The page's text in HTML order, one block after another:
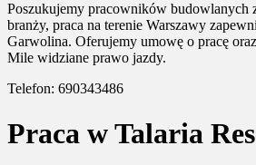
Poszukujemy pracowników budowlanych
branży, praca na terenie Warszawy
Garwolina. Oferujemy umowę o pracę
Mile widziane prawo jazdy.
Telefon: 690343486
Praca w Talaria